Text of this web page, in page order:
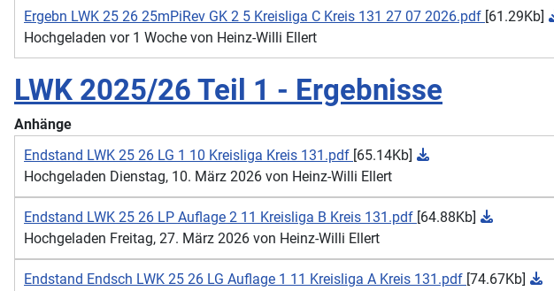
Ergebn LWK 25 26 25mPiRev GK 2 5 Kreisliga C Kreis 131 27 07 2026.pdf [61.29Kb]
Hochgeladen vor 1 Woche von Heinz-Willi Ellert
LWK 2025/26 Teil 1 - Ergebnisse
Anhänge
Endstand LWK 25 26 LG 1 10 Kreisliga Kreis 131.pdf [65.14Kb]
Hochgeladen Dienstag, 10. März 2026 von Heinz-Willi Ellert
Endstand LWK 25 26 LP Auflage 2 11 Kreisliga B Kreis 131.pdf [64.88Kb]
Hochgeladen Freitag, 27. März 2026 von Heinz-Willi Ellert
Endstand Endsch LWK 25 26 LG Auflage 1 11 Kreisliga A Kreis 131.pdf [74.67Kb]